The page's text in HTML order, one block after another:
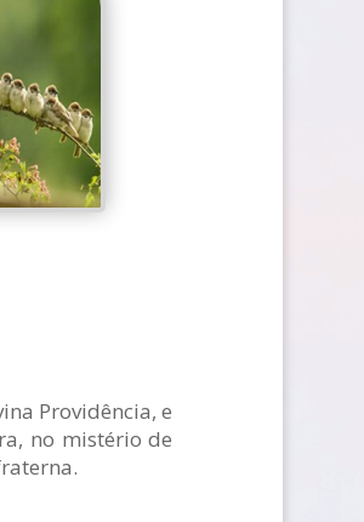
Providência, e
no mistério de